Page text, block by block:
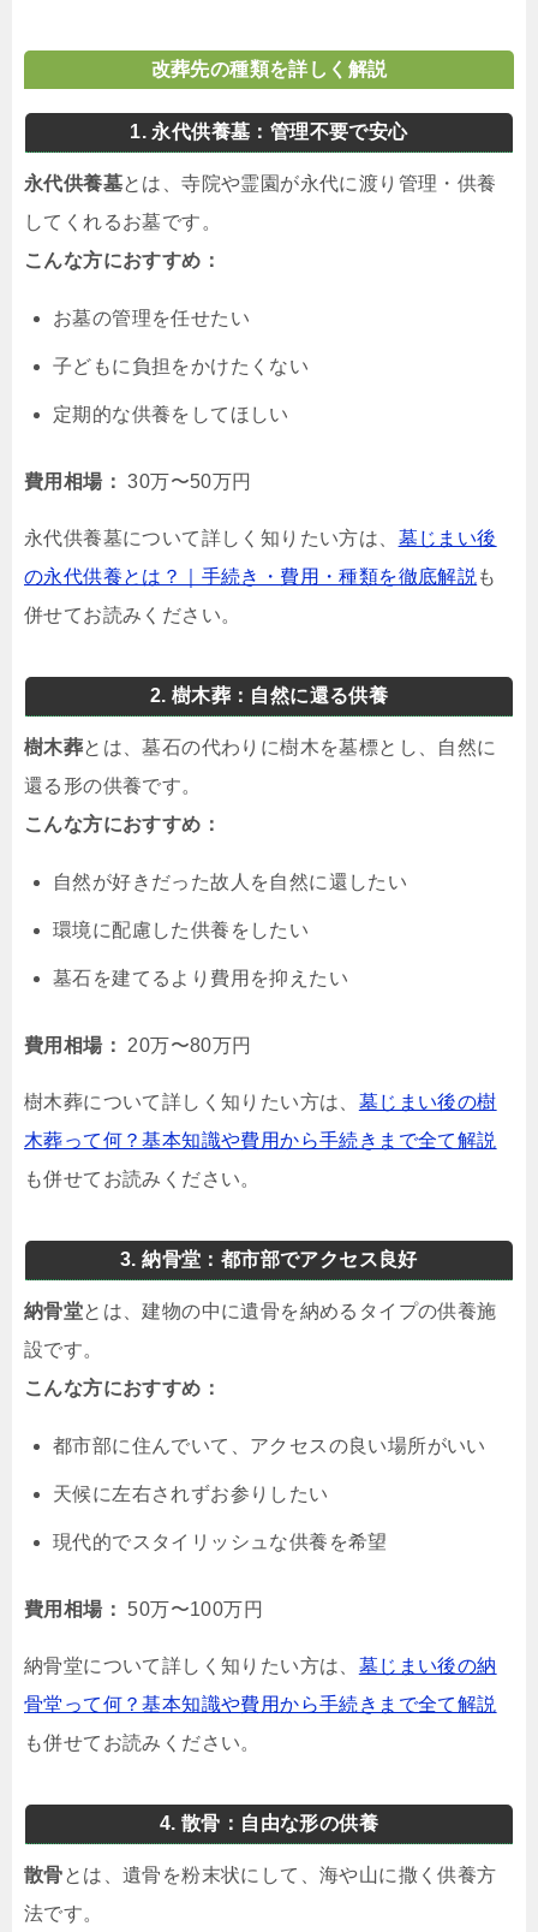
改葬先の種類を詳しく解説
1. 永代供養墓：管理不要で安心
永代供養墓とは、寺院や霊園が永代に渡り管理・供養
してくれるお墓です。
こんな方におすすめ：
お墓の管理を任せたい
子どもに負担をかけたくない
定期的な供養をしてほしい
費用相場： 30万〜50万円
永代供養墓について詳しく知りたい方は、 墓じまい後
の永代供養とは？｜手続き・費用・種類を徹底解説 も
併せてお読みください。
2. 樹木葬：自然に還る供養
樹木葬とは、墓石の代わりに樹木を墓標とし、自然に
還る形の供養です。
こんな方におすすめ：
自然が好きだった故人を自然に還したい
環境に配慮した供養をしたい
墓石を建てるより費用を抑えたい
費用相場： 20万〜80万円
樹木葬について詳しく知りたい方は、 墓じまい後の樹
木葬って何？基本知識や費用から手続きまで全て解説
も併せてお読みください。
3. 納骨堂：都市部でアクセス良好
納骨堂とは、建物の中に遺骨を納めるタイプの供養施
設です。
こんな方におすすめ：
都市部に住んでいて、アクセスの良い場所がいい
天候に左右されずお参りしたい
現代的でスタイリッシュな供養を希望
費用相場： 50万〜100万円
納骨堂について詳しく知りたい方は、 墓じまい後の納
骨堂って何？基本知識や費用から手続きまで全て解説
も併せてお読みください。
4. 散骨：自由な形の供養
散骨とは、遺骨を粉末状にして、海や山に撒く供養方
法です。